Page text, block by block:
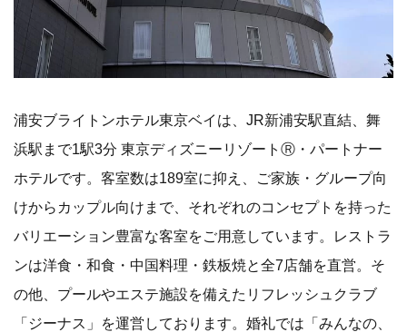
浦安ブライトンホテル東京ベイは、JR新浦安駅直結、舞
浜駅まで1駅3分 東京ディズニーリゾートⓇ・パートナー
ホテルです。客室数は189室に抑え、ご家族・グループ向
けからカップル向けまで、それぞれのコンセプトを持った
バリエーション豊富な客室をご用意しています。レストラ
ンは洋食・和食・中国料理・鉄板焼と全7店舗を直営。そ
の他、プールやエステ施設を備えたリフレッシュクラブ
「ジーナス」を運営しております。婚礼では「みんなの、